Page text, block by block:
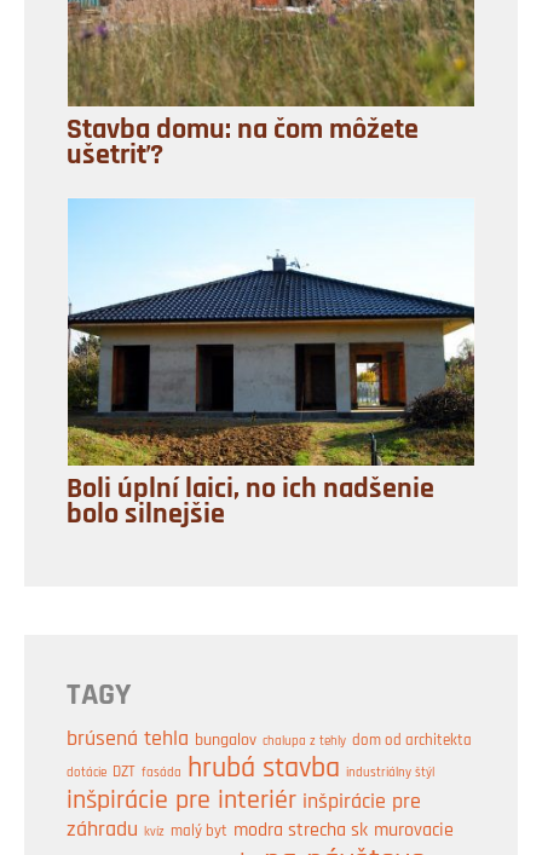
Stavba domu: na čom môžete
ušetriť?
Boli úplní laici, no ich nadšenie
bolo silnejšie
TAGY
brúsená tehla bungalov chalupa z tehly dom od architekta
dotácie DZT fasáda hrubá stavba industriálny štýl
inšpirácie pre interiér inšpirácie pre
záhradu
kvíz malý byt modra strecha sk murovacie